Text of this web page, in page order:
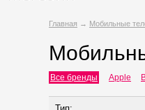
Главная → Мобильные
Все бренды Apple